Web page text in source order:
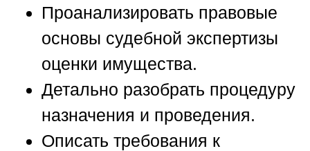
Проанализировать правовые
основы судебной экспертизы
оценки имущества.
Детально разобрать процедуру
назначения и проведения.
Описать требования к